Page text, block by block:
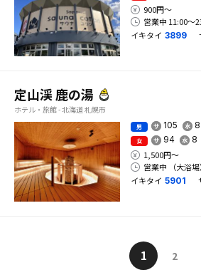
900円〜
営業中 11:00〜
イキタイ 3899
定山渓 鹿の湯
ホテル・旅館 - 北海道 札幌市
男 105 8
女 94 8
1,500円〜
営業中 （大浴
イキタイ 5901
1 2